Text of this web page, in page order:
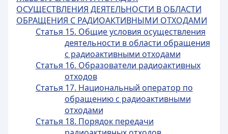
ОСУЩЕСТВЛЕНИЯ ДЕЯТЕЛЬНОСТИ В ОБЛАСТИ
ОБРАЩЕНИЯ С РАДИОАКТИВНЫМИ ОТХОДАМИ
Статья 15. Общие условия осуществления
деятельности в области обращения
с радиоактивными отходами
Статья 16. Образователи радиоактивных
отходов
Статья 17. Национальный оператор по
обращению с радиоактивными
отходами
Статья 18. Порядок передачи